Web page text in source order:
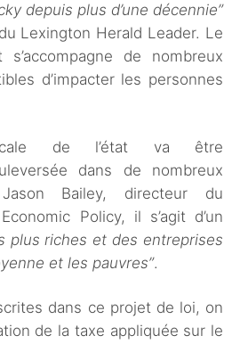
depuis plus d’une décennie”
Lexington Herald Leader. Le
de nombreux
d’impacter les personnes
de l’état va être
dans de nombreux
Jason Bailey, directeur du
Policy, il s’agit d’un
plus riches et des entreprises
et les pauvres”.
dans ce projet de loi, on
de la taxe appliquée sur le